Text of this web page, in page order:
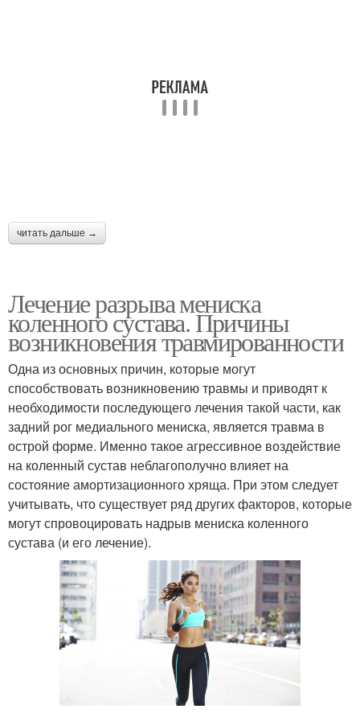
читать дальше →
Лечение разрыва мениска
коленного сустава. Причины
возникновения травмированности
Одна из основных причин, которые могут
способствовать возникновению травмы и приводят к
необходимости последующего лечения такой части, как
задний рог медиального мениска, является травма в
острой форме. Именно такое агрессивное воздействие
на коленный сустав неблагополучно влияет на
состояние амортизационного хряща. При этом следует
учитывать, что существует ряд других факторов, которые
могут спровоцировать надрыв мениска коленного
сустава (и его лечение).